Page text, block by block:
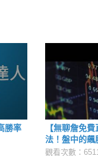
勝率
【無聊詹免
法！盤中的飆
觀看次數：